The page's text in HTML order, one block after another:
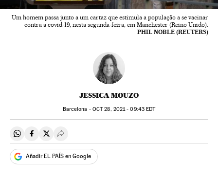
Um homem passa junto a um cartaz que estimula a população a se vacinar
contra a covid-19, nesta segunda-feira, em Manchester (Reino Unido).
PHIL NOBLE (REUTERS)
JESSICA MOUZO
Barcelona - OCT28, 2021 - 09:43EDT
Compartir en Whatsapp
Compartir en Facebook
Compartir en Twitter
Desplegar Redes Sociales
Añadir EL PAÍS en Google